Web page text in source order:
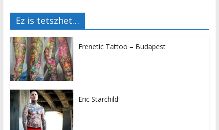
Ez is tetszhet…
Frenetic Tattoo – Budapest
Eric Starchild